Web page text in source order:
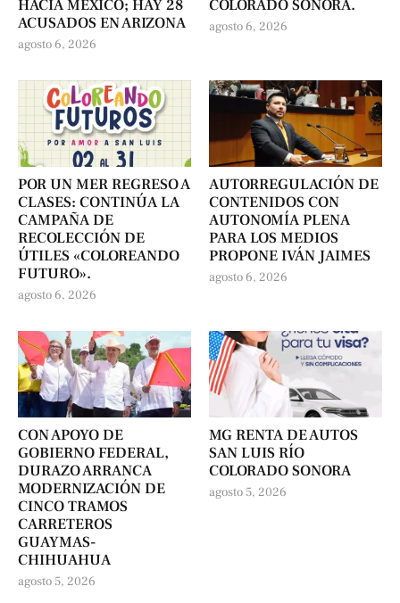
HACIA MÉXICO; HAY 28
ACUSADOS EN ARIZONA
agosto 6, 2026
COLORADO SONORA.
agosto 6, 2026
POR UN MER REGRESO A
CLASES: CONTINÚA LA
CAMPAÑA DE
RECOLECCIÓN DE
ÚTILES «COLOREANDO
FUTURO».
agosto 6, 2026
AUTORREGULACIÓN DE
CONTENIDOS CON
AUTONOMÍA PLENA
PARA LOS MEDIOS
PROPONE IVÁN JAIMES
agosto 6, 2026
CON APOYO DE
GOBIERNO FEDERAL,
DURAZO ARRANCA
MODERNIZACIÓN DE
CINCO TRAMOS
CARRETEROS
GUAYMAS-
CHIHUAHUA
agosto 5, 2026
MG RENTA DE AUTOS
SAN LUIS RÍO
COLORADO SONORA
agosto 5, 2026